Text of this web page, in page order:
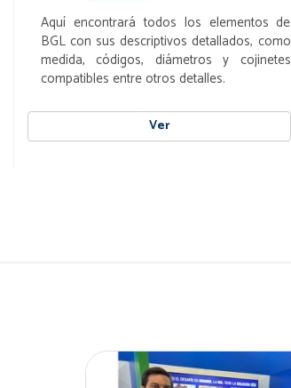
Aquí encontrará todos los elementos de
BGL con sus descriptivos detallados, como
medida, códigos, diámetros y cojinetes
compatibles entre otros detalles.
Ver